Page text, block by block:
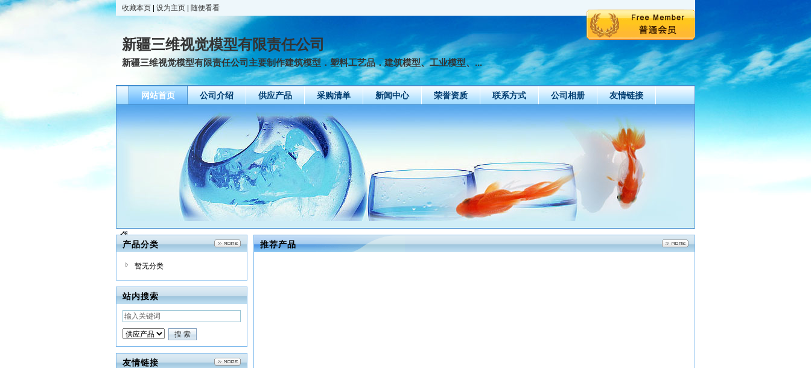
收藏本页 设为主页 随便看看
新疆三维视觉模型有限责任公司
新疆三维视觉模型有限责任公司主要制作建筑模型．塑料工艺品．建筑模型、工业模型、...
网站首页 公司介绍 供应产品 采购清单 新闻中心 荣誉资质 联系方式 公司相册 友情链接
产品分类
暂无分类
站内搜索
友情链接
推荐产品